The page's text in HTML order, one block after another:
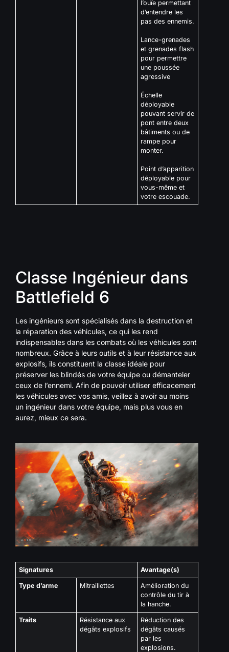
l’ouïe permettant
d’entendre les
pas des ennemis.
Lance-grenades
et grenades flash
pour permettre
une poussée
agressive
Échelle
déployable
pouvant servir de
pont entre deux
bâtiments ou de
rampe pour
monter.
Point d’apparition
déployable pour
vous-même et
votre escouade.
Classe Ingénieur dans
Battlefield 6
Les ingénieurs sont spécialisés dans la destruction et
la réparation des véhicules, ce qui les rend
indispensables dans les combats où les véhicules sont
nombreux. Grâce à leurs outils et à leur résistance aux
explosifs, ils constituent la classe idéale pour
préserver les blindés de votre équipe ou démanteler
ceux de l’ennemi. Afin de pouvoir utiliser efficacement
les véhicules avec vos amis, veillez à avoir au moins
un ingénieur dans votre équipe, mais plus vous en
aurez, mieux ce sera.
Signatures Avantage(s)
Type d’arme Mitraillettes
Amélioration du
contrôle du tir à
la hanche.
Traits
Résistance aux
dégâts explosifs
Réduction des
dégâts causés
par les
explosions.